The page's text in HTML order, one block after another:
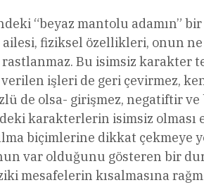
“beyaz mantolu adamın”
ailesi, fiziksel özellikleri, onun
Bu isimsiz karakter
işleri de geri çevirmez,
de olsa- girişmez, negatiftir
karakterlerin isimsiz olması
biçimlerine dikkat çekmeye
var olduğunu gösteren bir
mesafelerin kısalmasına